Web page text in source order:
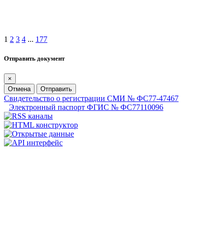
1 2 3 4 ... 177
Отправить документ
×
Отмена
Отправить
Свидетельство о регистрации СМИ № ФС77-47467
Электронный паспорт ФГИС № ФС77110096